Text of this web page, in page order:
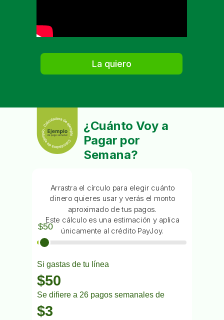
Arrastra el círculo para elegir cuánto
dinero quieres usar y verás el monto
aproximado de tus pagos.
Este cálculo es una estimación y aplica
únicamente al crédito PayJoy.
¿Cuánto Voy a
Pagar por
Semana?
La quiero